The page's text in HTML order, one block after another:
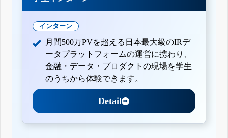
インターン
月間500万PVを超える日本最大級のIRデ
ータプラットフォームの運営に携わり、
金融・データ・プロダクトの現場を学生
のうちから体験できます。
Detail